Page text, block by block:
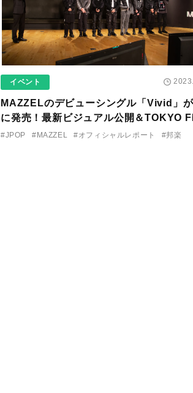
イベント
MAZZELのデビューシングル「Vivid」
に発売！最新ビジュアル公開＆TOKYO
て初のレギュラー番組も決定！！
#JPOP #MAZZEL #オフィシャルレポート #邦楽